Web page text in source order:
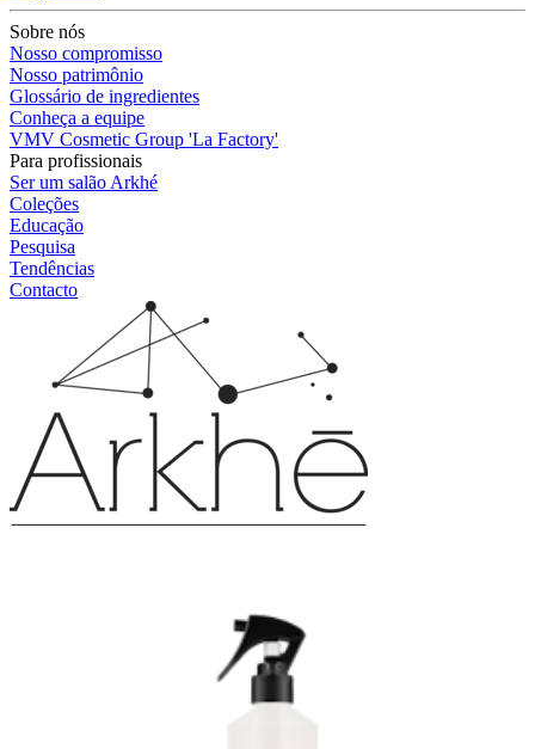
Sobre nós
Nosso compromisso
Nosso patrimônio
Glossário de ingredientes
Conheça a equipe
VMV Cosmetic Group 'La Factory'
Para profissionais
Ser um salão Arkhé
Coleções
Educação
Pesquisa
Tendências
Contacto